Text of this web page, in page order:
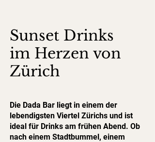
Sunset Drinks
im Herzen von
Zürich
Die Dada Bar liegt in einem der
lebendigsten Viertel Zürichs und ist
ideal für Drinks am frühen Abend. Ob
nach einem Stadtbummel, einem